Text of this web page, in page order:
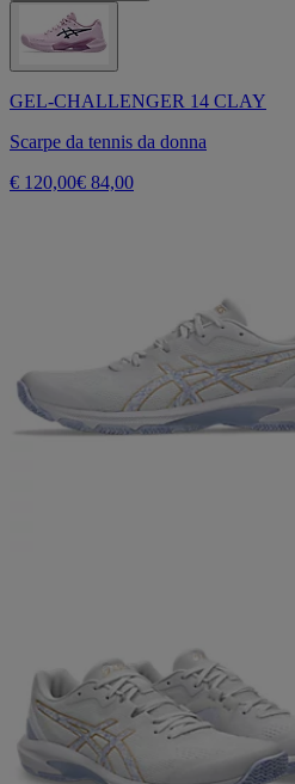
GEL-CHALLENGER 14 CLAY
Scarpe da tennis da donna
€ 120,00€ 84,00